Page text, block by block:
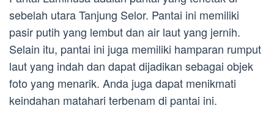
sebelah utara Tanjung Selor. Pantai ini memiliki
pasir putih yang lembut dan air laut yang jernih.
Selain itu, pantai ini juga memiliki hamparan rumput
laut yang indah dan dapat dijadikan sebagai objek
foto yang menarik. Anda juga dapat menikmati
keindahan matahari terbenam di pantai ini.